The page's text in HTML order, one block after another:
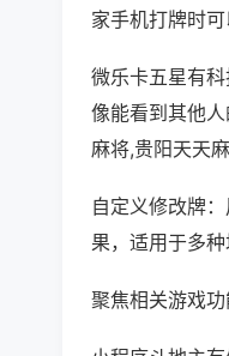
家手机打牌时
微乐卡五星有
像能看到其他
麻将,贵阳天天
自定义修改牌
果，适用于多
聚焦相关游戏功